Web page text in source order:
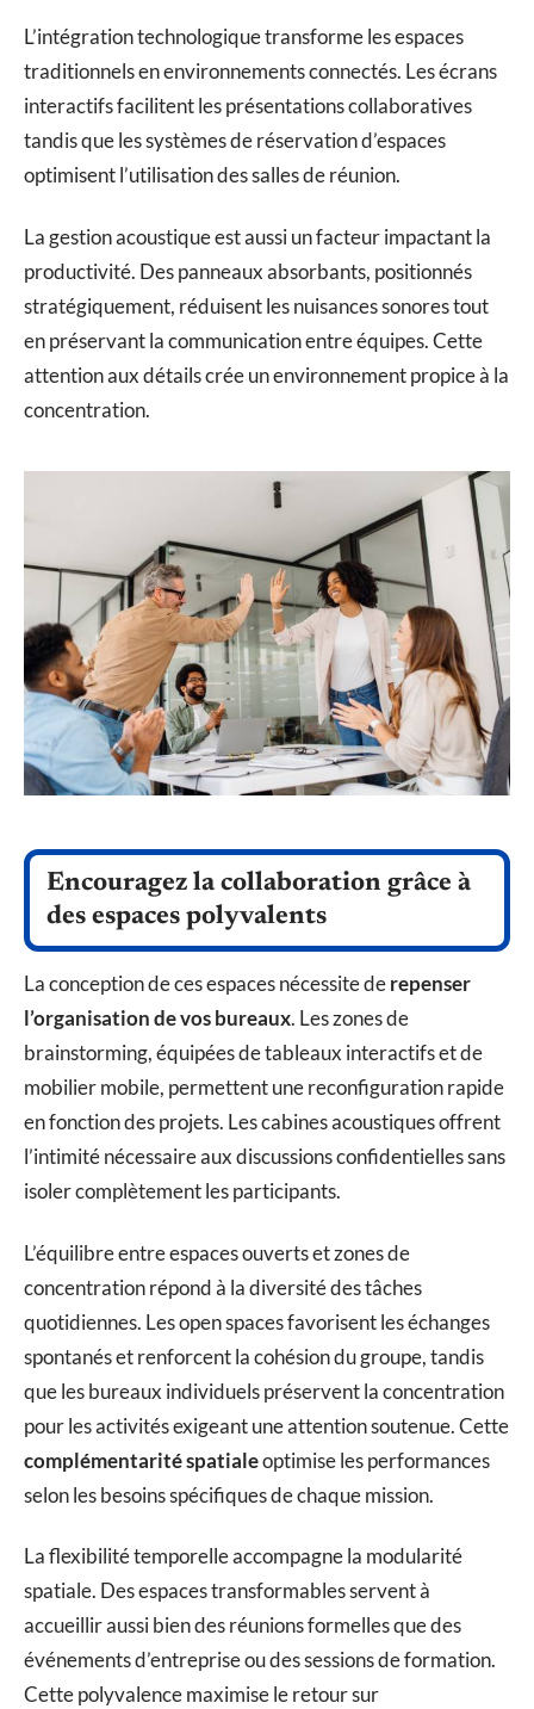
L’intégration technologique transforme les espaces
traditionnels en environnements connectés. Les écrans
interactifs facilitent les présentations collaboratives
tandis que les systèmes de réservation d’espaces
optimisent l’utilisation des salles de réunion.
La gestion acoustique est aussi un facteur impactant la
productivité. Des panneaux absorbants, positionnés
stratégiquement, réduisent les nuisances sonores tout
en préservant la communication entre équipes. Cette
attention aux détails crée un environnement propice à la
concentration.
Encouragez la collaboration grâce à
des espaces polyvalents
La conception de ces espaces nécessite derepenser
l’organisation de vos bureaux. Les zones de
brainstorming, équipées de tableaux interactifs et de
mobilier mobile, permettent une reconfiguration rapide
en fonction des projets. Les cabines acoustiques offrent
l’intimité nécessaire aux discussions confidentielles sans
isoler complètement les participants.
L’équilibre entre espaces ouverts et zones de
concentration répond à la diversité des tâches
quotidiennes. Les open spaces favorisent les échanges
spontanés et renforcent la cohésion du groupe, tandis
que les bureaux individuels préservent la concentration
pour les activités exigeant une attention soutenue. Cette
complémentarité spatialeoptimise les performances
selon les besoins spécifiques de chaque mission.
La flexibilité temporelle accompagne la modularité
spatiale. Des espaces transformables servent à
accueillir aussi bien des réunions formelles que des
événements d’entreprise ou des sessions de formation.
Cette polyvalence maximise le retour sur